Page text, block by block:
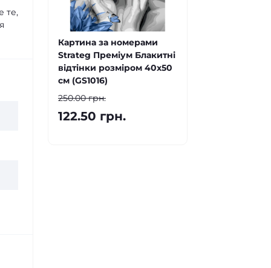
те,
Картина за номерами
Strateg Преміум Блакитні
відтінки розміром 40х50
см (GS1016)
250.00 грн.
122.50 грн.